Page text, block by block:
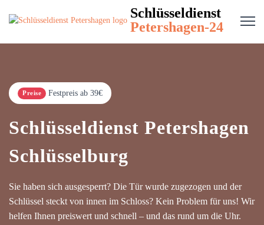
Schlüsseldienst
Petershagen-24
Preise Festpreis ab 39€
Schlüsseldienst Petershagen
Schlüsselburg
Sie haben sich ausgesperrt? Die Tür wurde zugezogen und der
Schlüssel steckt von innen im Schloss? Kein Problem für uns! Wir
helfen Ihnen preiswert und schnell – und das rund um die Uhr.